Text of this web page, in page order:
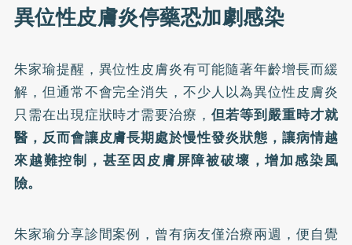
異位性皮膚炎停藥恐加劇感染
朱家瑜提醒，異位性皮膚炎有可能隨著年齡增長而緩
解，但通常不會完全消失，不少人以為異位性皮膚炎
只需在出現症狀時才需要治療，但若等到嚴重時才就
醫，反而會讓皮膚長期處於慢性發炎狀態，讓病情越
來越難控制，甚至因皮膚屏障被破壞，增加感染風
險。
朱家瑜分享診間案例，曾有病友僅治療兩週，便自覺